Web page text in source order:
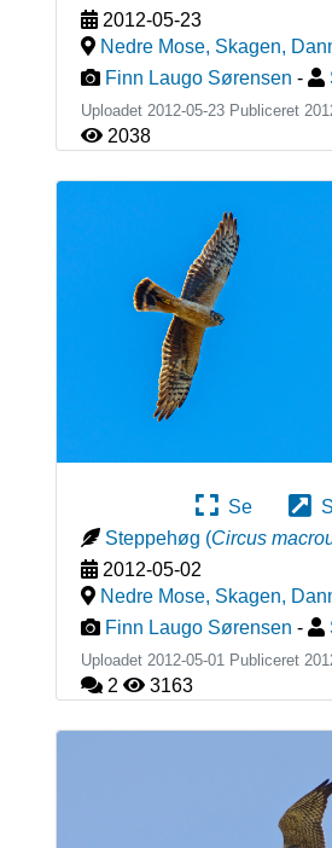
2012-05-23
Nedre Mose, Skagen,
Finn Laugo Sørensen -
Uploadet 2012-05-23 Publiceret
2038
Se
Steppehøg (Circus
2012-05-02
Nedre Mose, Skagen,
Finn Laugo Sørensen -
Uploadet 2012-05-01 Publiceret
2 3163